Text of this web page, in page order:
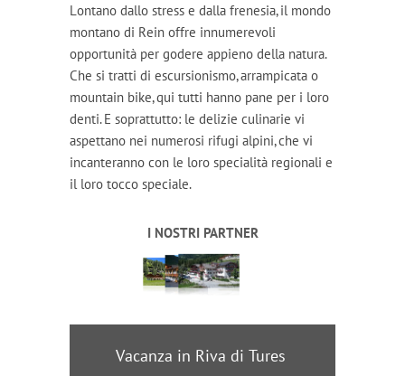
Lontano dallo stress e dalla frenesia, il mondo
montano di Rein offre innumerevoli
opportunità per godere appieno della natura.
Che si tratti di escursionismo, arrampicata o
mountain bike, qui tutti hanno pane per i loro
denti. E soprattutto: le delizie culinarie vi
aspettano nei numerosi rifugi alpini, che vi
incanteranno con le loro specialità regionali e
il loro tocco speciale.
I NOSTRI PARTNER
Vacanza in Riva di Tures